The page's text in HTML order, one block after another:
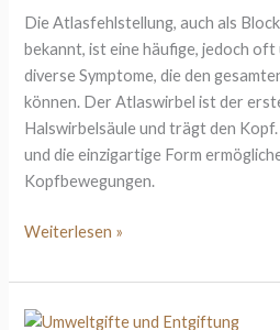
Die Atlasfehlstellung, auch als
bekannt, ist eine häufige, jedoch
diverse Symptome, die den
können. Der Atlaswirbel ist der
Halswirbelsäule und trägt den
und die einzigartige Form
Kopfbewegungen.
Weiterlesen »
Umweltgifte